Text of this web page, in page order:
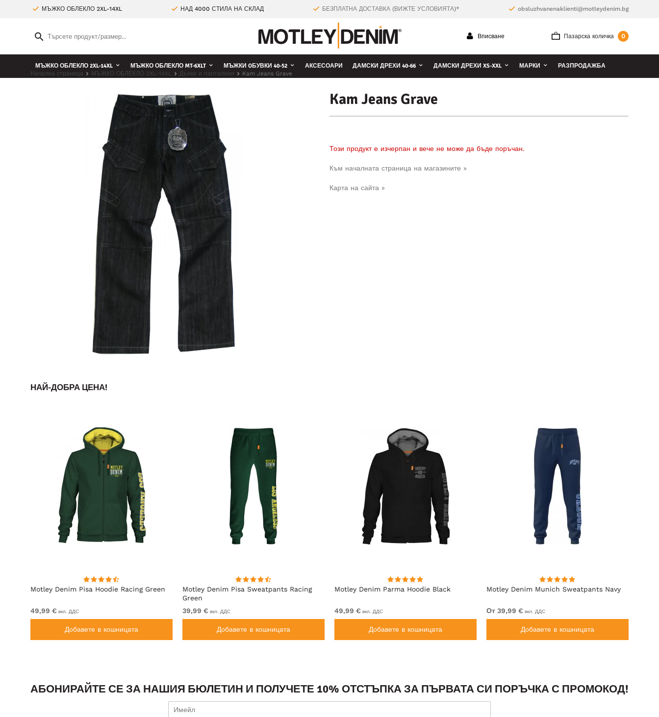
МЪЖКО ОБЛЕКЛО 2XL-14XL НАД 4000 СТИЛА НА СКЛАД БЕЗПЛАТНА ДОСТАВКА (ВИЖТЕ УСЛОВИЯТА)* obsluzhvanenaklienti@motleydenim.bg
Пазарска количка 0
Вписване
МЪЖКО ОБЛЕКЛО 2XL-14XL МЪЖКО ОБЛЕКЛО MT-6XLT МЪЖКИ OБУВКИ 40-52 АКСЕСОАРИ ДАМСКИ ДРЕХИ 40-66 ДАМСКИ ДРЕХИ XS-XXL МАРКИ РАЗПРОДАЖБА
Начална страница МЪЖКО ОБЛЕКЛО 2XL-14XL Дънки и панталони Kam Jeans Grave
Kam Jeans Grave
Този продукт е изчерпан и вече не може да бъде поръчан.
Към началната страница на магазините »
Карта на сайта »
НАЙ-ДОБРА ЦЕНА!
Motley Denim Pisa Hoodie Racing Green
49,99 € вкл. ДДС
Добавете в кошницата
Motley Denim Pisa Sweatpants Racing
Green
39,99 € вкл. ДДС
Добавете в кошницата
Motley Denim Parma Hoodie Black
49,99 € вкл. ДДС
Добавете в кошницата
Motley Denim Munich Sweatpants Navy
От 39,99 € вкл. ДДС
Добавете в кошницата
АБОНИРАЙТЕ СЕ ЗА НАШИЯ БЮЛЕТИН И ПОЛУЧЕТЕ 10% ОТСТЪПКА ЗА ПЪРВАТА СИ ПОРЪЧКА С ПРОМОКОД!